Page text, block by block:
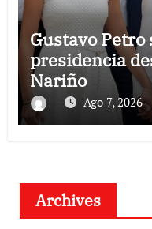
Gustavo Petro
presidencia
Nariño
Ago 7, 2026
Archives